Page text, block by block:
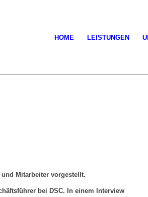
HOME LEISTUNGEN
und Mitarbeiter vorgestellt.
bei DSC. In einem Interview